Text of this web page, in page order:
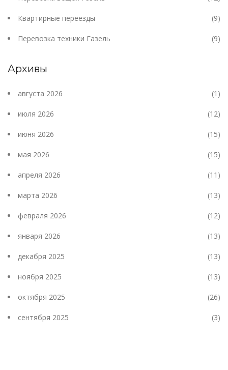
Квартирные переезды (9)
Перевозка техники Газель (9)
Архивы
августа 2026 (1)
июля 2026 (12)
июня 2026 (15)
мая 2026 (15)
апреля 2026 (11)
марта 2026 (13)
февраля 2026 (12)
января 2026 (13)
декабря 2025 (13)
ноября 2025 (13)
октября 2025 (26)
сентября 2025 (3)